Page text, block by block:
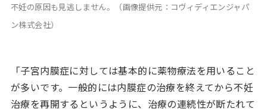
不妊の原因も見逃しません。（画像提供元：コヴィディエンジャパ
ン株式会社）
「子宮内膜症に対しては基本的に薬物療法を用いること
が多いです。一般的には内膜症の治療を終えてから不妊
治療を再開するというように、治療の連続性が断たれて